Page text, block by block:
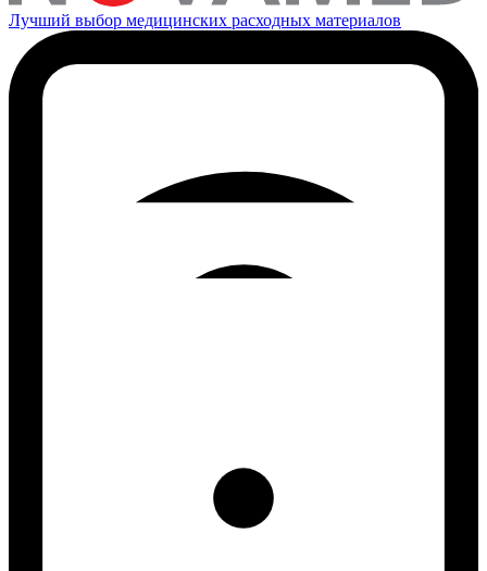
Лучший выбор медицинских расходных материалов